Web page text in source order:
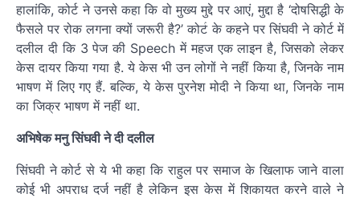
हालांकि, कोर्ट ने उनसे कहा कि वो मुख्य मुद्दे पर आएं, मुद्दा है ‘दोषसिद्धी के
फैसले पर रोक लगना क्यों जरूरी है?’ कोर्ट के कहने पर सिंघवी ने कोर्ट में
दलील दी कि 3 पेज की Speech में महज एक लाइन है, जिसको लेकर
केस दायर किया गया है. ये केस भी उन लोगों ने नहीं किया है, जिनके नाम
भाषण में लिए गए हैं. बल्कि, ये केस पुरनेश मोदी ने किया था, जिनके नाम
का जिक्र भाषण में नहीं था.
अभिषेक मनु सिंघवी ने दी दलील
सिंघवी ने कोर्ट से ये भी कहा कि राहुल पर समाज के खिलाफ जाने वाला
कोई भी अपराध दर्ज नहीं है लेकिन इस केस में शिकायत करने वाले ने